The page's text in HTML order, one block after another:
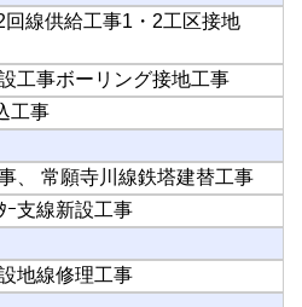
回線供給工事1・2工区接地
工事ボーリング接地工事
工事
、 常願寺川線鉄塔建替工事
ｰ支線新設工事
地線修理工事